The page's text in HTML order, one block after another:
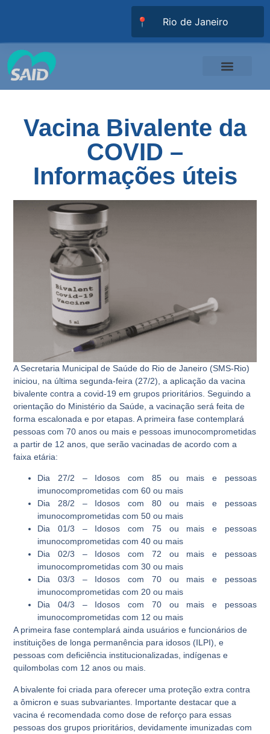
📍
Vacina Bivalente da
COVID –
Informações úteis
A Secretaria Municipal de Saúde do Rio de Janeiro (SMS-Rio)
iniciou, na última segunda-feira (27/2), a aplicação da vacina
bivalente contra a covid-19 em grupos prioritários. Seguindo a
orientação do Ministério da Saúde, a vacinação será feita de
forma escalonada e por etapas. A primeira fase contemplará
pessoas com 70 anos ou mais e pessoas imunocomprometidas
a partir de 12 anos, que serão vacinadas de acordo com a
faixa etária:
Dia 27/2 – Idosos com 85 ou mais e pessoas
imunocomprometidas com 60 ou mais
Dia 28/2 – Idosos com 80 ou mais e pessoas
imunocomprometidas com 50 ou mais
Dia 01/3 – Idosos com 75 ou mais e pessoas
imunocomprometidas com 40 ou mais
Dia 02/3 – Idosos com 72 ou mais e pessoas
imunocomprometidas com 30 ou mais
Dia 03/3 – Idosos com 70 ou mais e pessoas
imunocomprometidas com 20 ou mais
Dia 04/3 – Idosos com 70 ou mais e pessoas
imunocomprometidas com 12 ou mais
A primeira fase contemplará ainda usuários e funcionários de
instituições de longa permanência para idosos (ILPI), e
pessoas com deficiência institucionalizadas, indígenas e
quilombolas com 12 anos ou mais.
A bivalente foi criada para oferecer uma proteção extra contra
a ômicron e suas subvariantes. Importante destacar que a
vacina é recomendada como dose de reforço para essas
pessoas dos grupos prioritários, devidamente imunizadas com